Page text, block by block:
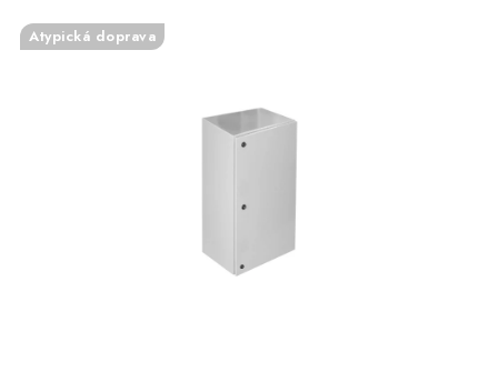
TLAČIARNE
Atypická doprava